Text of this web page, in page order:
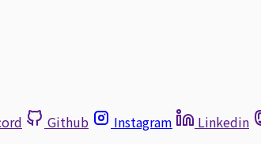
Github Instagram Linkedin